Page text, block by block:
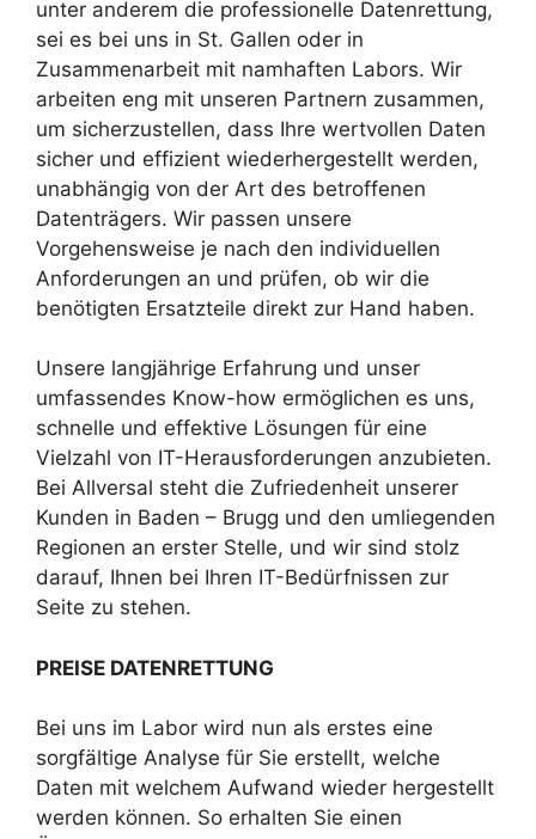
unter anderem die professionelle Datenrettung,
sei es bei uns in St. Gallen oder in
Zusammenarbeit mit namhaften Labors. Wir
arbeiten eng mit unseren Partnern zusammen,
um sicherzustellen, dass Ihre wertvollen Daten
sicher und effizient wiederhergestellt werden,
unabhängig von der Art des betroffenen
Datenträgers. Wir passen unsere
Vorgehensweise je nach den individuellen
Anforderungen an und prüfen, ob wir die
benötigten Ersatzteile direkt zur Hand haben.
Unsere langjährige Erfahrung und unser
umfassendes Know-how ermöglichen es uns,
schnelle und effektive Lösungen für eine
Vielzahl von IT-Herausforderungen anzubieten.
Bei Allversal steht die Zufriedenheit unserer
Kunden in Baden – Brugg und den umliegenden
Regionen an erster Stelle, und wir sind stolz
darauf, Ihnen bei Ihren IT-Bedürfnissen zur
Seite zu stehen.
PREISE DATENRETTUNG
Bei uns im Labor wird nun als erstes eine
sorgfältige Analyse für Sie erstellt, welche
Daten mit welchem Aufwand wieder hergestellt
werden können. So erhalten Sie einen